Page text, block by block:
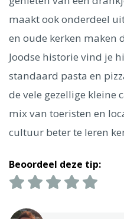
Alles bekijken
maakt ook onderdeel
en oude kerken maken
Joodse historie vind je
standaard pasta en
de vele gezellige kleine
mix van toeristen en
cultuur beter te leren
Beoordeel deze tip: